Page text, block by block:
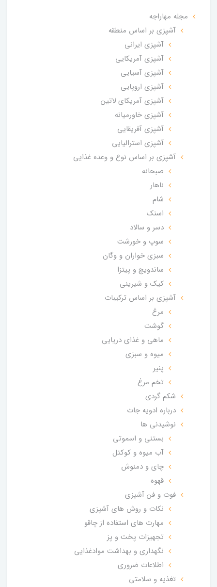
مجله مهاراجه
آشپزی بر اساس منطقه
آشپزی ایرانی
آشپزی آمریکایی
آشپزی آسیایی
آشپزی اروپایی
آشپزی آمریکای لاتین
آشپزی خاورمیانه
آشپزی آفریقایی
آشپزی استرالیایی
آشپزی بر اساس نوع و وعده غذایی
صبحانه
ناهار
شام
اسنک
دسر و سالاد
سوپ و خورشت
سبزی خواران و وگان
ساندویچ و پیتزا
کیک و شیرینی
آشپزی بر اساس ترکیبات
مرغ
گوشت
ماهی و غذای دریایی
میوه و سبزی
پنیر
تخم مرغ
شکم گردی
درباره ادویه جات
نوشیدنی ها
بستنی و اسموتی
آب میوه و کوکتل
چای و دمنوش
قهوه
فوت و فن آشپزی
نکات و روش های آشپزی
مهارت های استفاده از چاقو
تجهیزات پخت و پز
نگهداری و بهداشت موادغذایی
اطلاعات ضروری
تغذیه و سلامتی